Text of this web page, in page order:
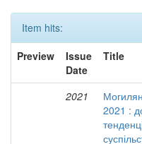
Item hits:
Preview
Issue
Date
Title
2021
2021 :